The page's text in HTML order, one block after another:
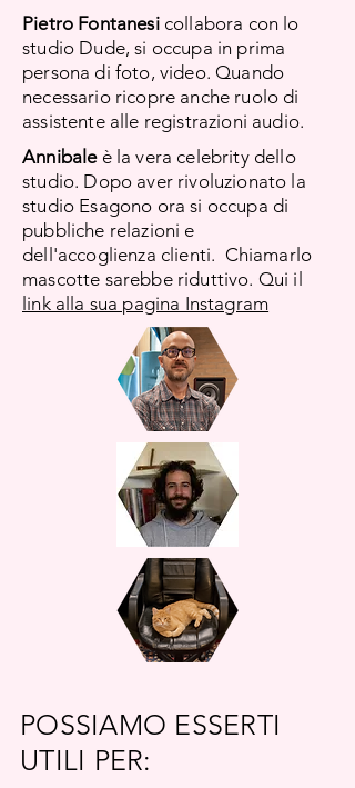
Pietro Fontanesi collabora con lo
studio Dude, si occupa in prima
persona di foto, video. Quando
necessario ricopre anche ruolo di
assistente alle registrazioni audio.
Annibale è la vera celebrity dello
studio. Dopo aver rivoluzionato la
studio Esagono ora si occupa di
pubbliche relazioni e
dell'accoglienza clienti. Chiamarlo
mascotte sarebbe riduttivo. Qui il
link alla sua pagina Instagram
POSSIAMO ESSERTI
UTILI PER: